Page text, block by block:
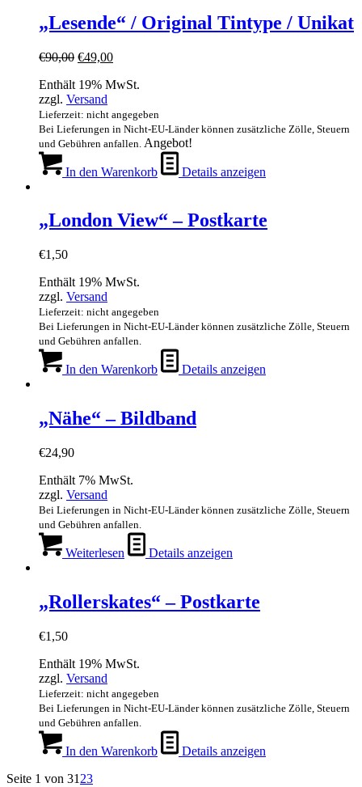
„Lesende“ / Original Tintype / Unikat
€90,00 Ursprünglicher
war:
€90,00
€49,00Aktueller
ist:
Enthält 19% MwSt.
zzgl. Versand
Lieferzeit: nicht angegeben
Bei Lieferungen in Nicht-EU-Länder können zusätzliche Zölle, Steuern
und Gebühren anfallen. Angebot!
In den Warenkorb Details anzeigen
„London View“ – Postkarte
€1,50
Enthält 19% MwSt.
zzgl. Versand
Lieferzeit: nicht angegeben
Bei Lieferungen in Nicht-EU-Länder können zusätzliche Zölle, Steuern
und Gebühren anfallen.
In den Warenkorb Details anzeigen
„Nähe“ – Bildband
€24,90
Enthält 7% MwSt.
zzgl. Versand
Bei Lieferungen in Nicht-EU-Länder können zusätzliche Zölle, Steuern
und Gebühren anfallen.
Weiterlesen Details anzeigen
„Rollerskates“ – Postkarte
€1,50
Enthält 19% MwSt.
zzgl. Versand
Lieferzeit: nicht angegeben
Bei Lieferungen in Nicht-EU-Länder können zusätzliche Zölle, Steuern
und Gebühren anfallen.
In den Warenkorb
Details anzeigen
Seite 1 von 31 23